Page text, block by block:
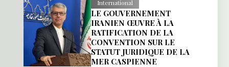
International
LE GOUVERNEMENT
IRANIEN ŒUVRE À LA
RATIFICATION DE LA
CONVENTION SUR LE
STATUT JURIDIQUE DE LA
MER CASPIENNE